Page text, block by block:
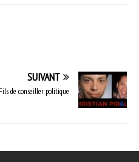
SUIVANT
de conseiller politique